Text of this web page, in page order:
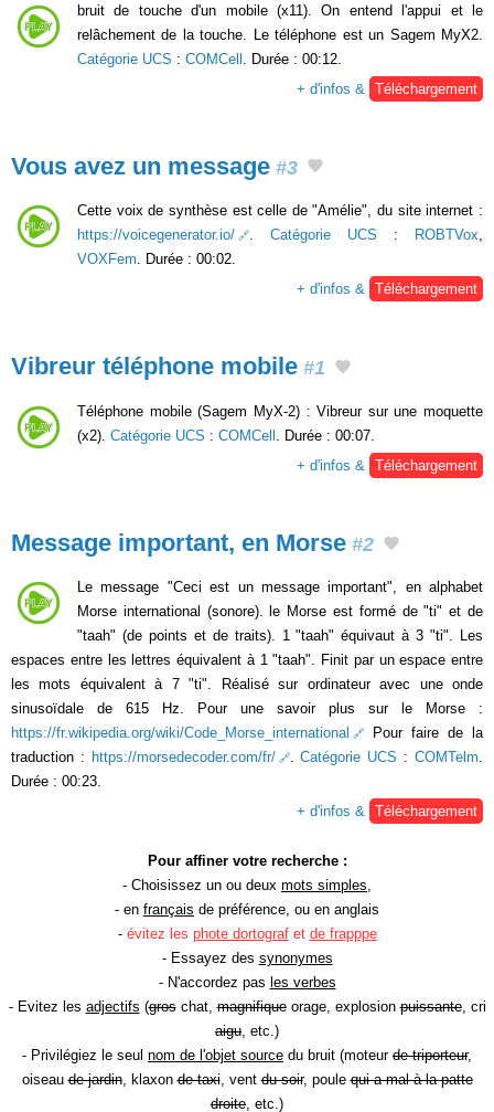
bruit de touche d'un mobile (x11). On entend l'appui et le
relâchement de la touche. Le téléphone est un Sagem MyX2.
Catégorie UCS : COMCell . Durée : 00:12.
+ d'infos &
Téléchargement
Vous avez un message #3
Cette voix de synthèse est celle de "Amélie", du site internet :
https://voicegenerator.io/
. Catégorie UCS : ROBTVox,
VOXFem. Durée : 00:02.
+ d'infos & Téléchargement
Vibreur téléphone mobile #1
Téléphone mobile (Sagem MyX-2) : Vibreur sur une moquette
(x2). Catégorie UCS : COMCell
. Durée : 00:07.
+ d'infos &
Téléchargement
Message important, en Morse #2
Le message "Ceci est un message important", en alphabet
Morse international (sonore). le Morse est formé de "ti" et de
"taah" (de points et de traits). 1 "taah" équivaut à 3 "ti". Les
espaces entre les lettres équivalent à 1 "taah". Finit par un espace entre
les mots équivalent à 7 "ti". Réalisé sur ordinateur avec une onde
sinusoïdale de 615 Hz. Pour une savoir plus sur le Morse :
https://fr.wikipedia.org/wiki/Code_Morse_international
Pour faire de la
traduction : https://morsedecoder.com/fr/ .Catégorie UCS :COMTelm.
Durée : 00:23.
+ d'infos & Téléchargement
Pour affiner votre recherche :
- Choisissez un ou deux mots simples,
- en français de préférence, ou en anglais
- évitez les phote dortografet de frapppe
- Essayez des synonymes
- N'accordez pas les verbes
- Evitez les adjectifs (groschat,magnifiqueorage, explosionpuissante, cri
aigu, etc.)
- Privilégiez le seul nom de l'objet source du bruit (moteur de triporteur,
oiseaude jardin, klaxonde taxi, ventdu soir, poulequi a mal à la patte
droite, etc.)